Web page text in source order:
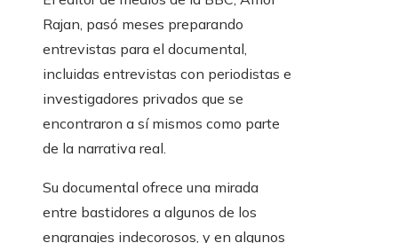
Rajan, pasó meses preparando
entrevistas para el documental,
incluidas entrevistas con periodistas e
investigadores privados que se
encontraron a sí mismos como parte
de la narrativa real.
Su documental ofrece una mirada
entre bastidores a algunos de los
engranajes indecorosos, y en algunos